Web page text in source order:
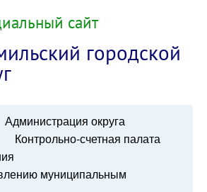
сайт
городской
Администрация округа
Контрольно-счетная палата
муниципальным